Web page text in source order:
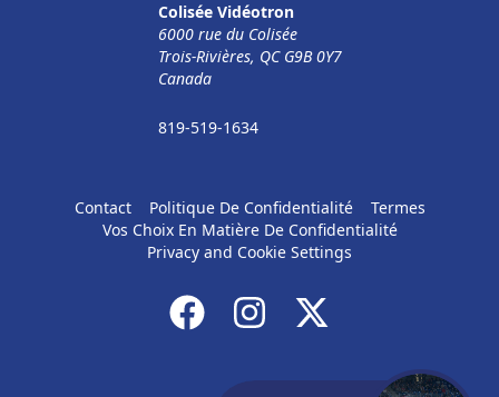
Colisée Vidéotron
6000 rue du Colisée
Trois-Rivières, QC G9B 0Y7
Canada
819-519-1634
Contact Politique De Confidentialité
Termes
Vos Choix En Matière De Confidentialité
Privacy and Cookie Settings